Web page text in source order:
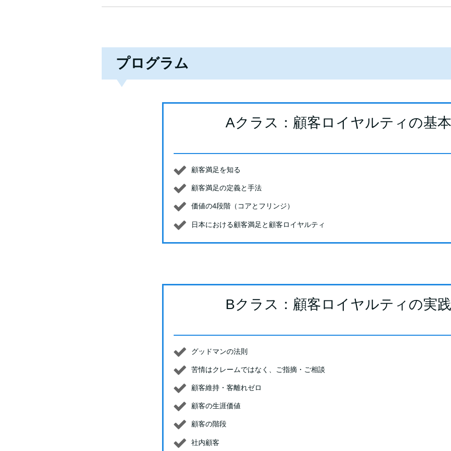
プログラム
Aクラス：顧客ロイヤルティの基本
顧客満足を知る
顧客満足の定義と手法
価値の4段階（コアとフリンジ）
日本における顧客満足と顧客ロイヤルティ
Bクラス：顧客ロイヤルティの実践
グッドマンの法則
苦情はクレームではなく、ご指摘・ご相談
顧客維持・客離れゼロ
顧客の生涯価値
顧客の階段
社内顧客